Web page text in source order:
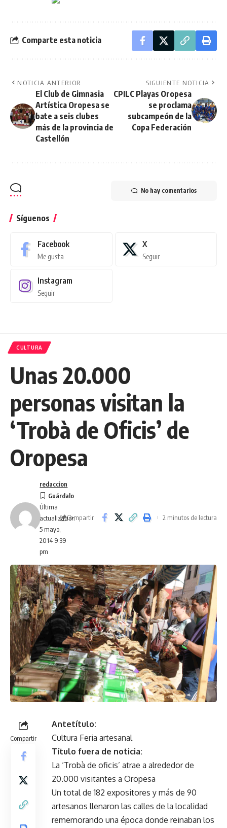
Comparte esta noticia
NOTICIA ANTERIOR
El Club de Gimnasia
Artística Oropesa se
bate a seis clubes
más de la provincia de
Castellón
SIGUIENTE NOTICIA
CPILC Playas Oropesa
se proclama
subcampeón de la
Copa Federación
No hay comentarios
Síguenos
Facebook
Me gusta
X
Seguir
Instagram
Seguir
CULTURA
Unas 20.000
personas visitan la
‘Trobà de Oficis’ de
Oropesa
Última
actualización
5 mayo,
2014 9:39
pm
redaccion
Compartir 2 minutos de lectura
Compartir
Antetítulo:
Cultura Feria artesanal
Título fuera de noticia:
La ‘Trobà de oficis’ atrae a alrededor de
20.000 visitantes a Oropesa
Un total de 182 expositores y más de 90
artesanos llenaron las calles de la localidad
rememorando una época donde reinaban los